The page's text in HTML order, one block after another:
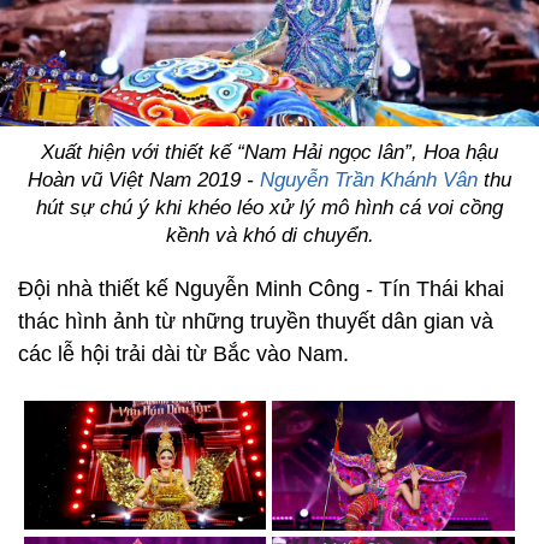
Xuất hiện với thiết kế “Nam Hải ngọc lân”, Hoa hậu
Hoàn vũ Việt Nam 2019 - Nguyễn Trần Khánh Vân thu
hút sự chú ý khi khéo léo xử lý mô hình cá voi cồng
kềnh và khó di chuyển.
Đội nhà thiết kế Nguyễn Minh Công - Tín Thái khai
thác hình ảnh từ những truyền thuyết dân gian và
các lễ hội trải dài từ Bắc vào Nam.